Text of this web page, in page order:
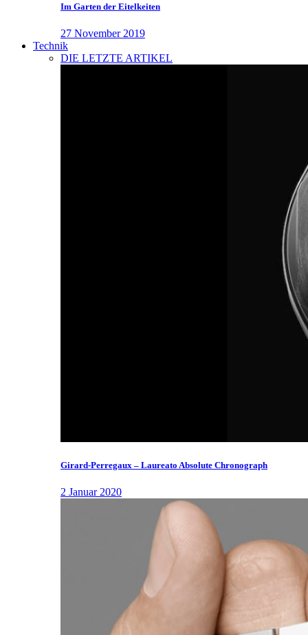
Im Garten der Eitelkeiten
27 November 2019
Technik
DIE LETZTE ARTIKEL
Girard-Perregaux – Laureato Absolute Chronograph
2 Januar 2020